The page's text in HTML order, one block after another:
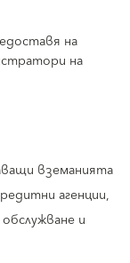
на
на
вземанията
агенции,
и